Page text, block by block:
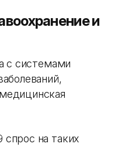
и
с системами
спрос на таких